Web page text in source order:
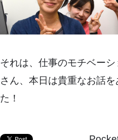
それは、仕事のモチベー
さん、本日は貴重なお話
た！